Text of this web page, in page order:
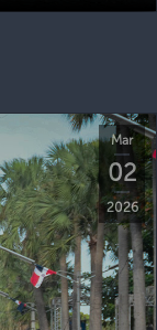
Mar
02
2026